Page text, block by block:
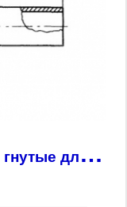
О
СТ 108-321-20-82 Отводы гнутые для трубопроводов ТЭС